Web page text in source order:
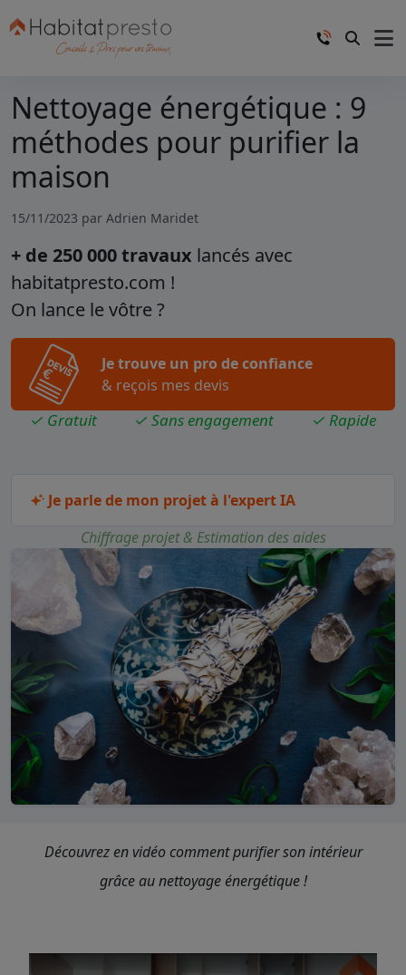
Nettoyage énergétique : 9
méthodes pour purifier la
maison
15/11/2023 par Adrien Maridet
+ de 250 000 travaux lancés avec
habitatpresto.com !
On lance le vôtre ?
Je trouve un pro de confiance
& reçois mes devis
✓ Gratuit ✓ Sans engagement ✓ Rapide
Je parle de mon projet à l'expert IA
Chiffrage projet & Estimation des aides
Découvrez en vidéo comment purifier son intérieur
grâce au nettoyage énergétique !